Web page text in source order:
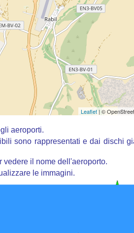
Leaflet | ©
aeroporti.
sono rappresentati e dai dischi
vedere il nome dell'aeroporto.
le immagini.